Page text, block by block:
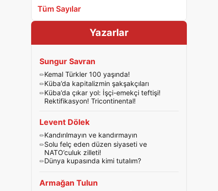
Tüm Sayılar
Yazarlar
Sungur Savran
Kemal Türkler 100 yaşında!
Küba’da kapitalizmin şakşakçıları
Küba’da çıkar yol: İşçi-emekçi teftişi!
Rektifikasyon! Tricontinental!
Levent Dölek
Kandırılmayın ve kandırmayın
Solu felç eden düzen siyaseti ve
NATO’culuk zilleti!
Dünya kupasında kimi tutalım?
Armağan Tulun